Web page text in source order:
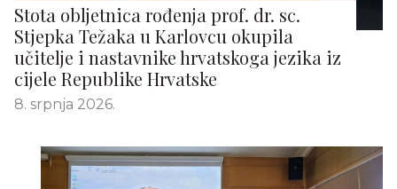
Stota obljetnica rođenja prof. dr. sc.
Stjepka Težaka u Karlovcu okupila
učitelje i nastavnike hrvatskoga jezika iz
cijele Republike Hrvatske
8. srpnja 2026.